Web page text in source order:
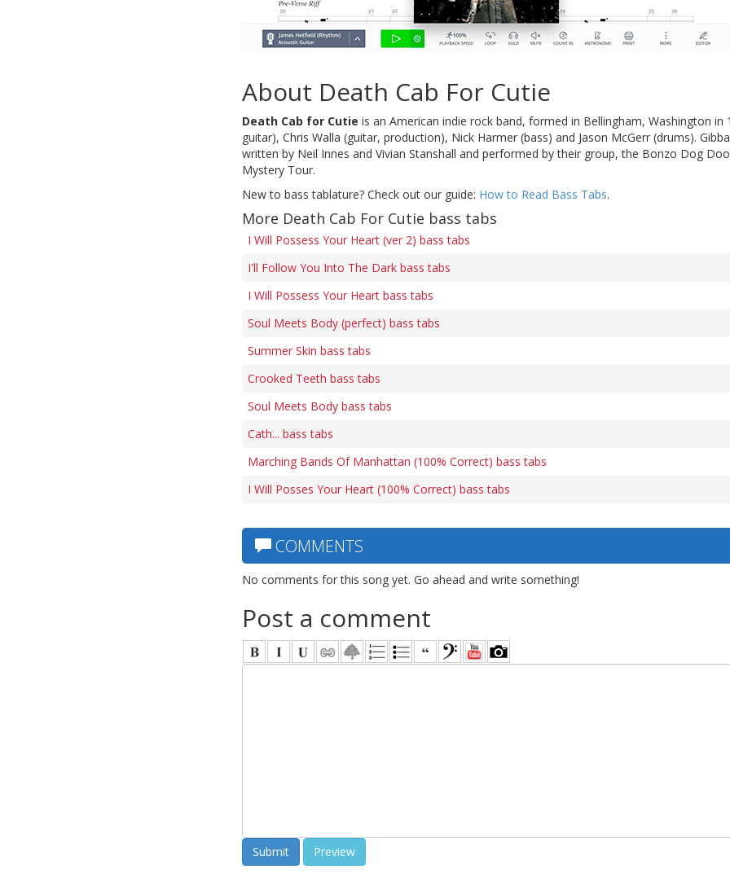
About Death Cab For Cutie
Death Cab for Cutie is an American indie rock band, formed in Bellingham, Washington
guitar), Chris Walla (guitar, production), Nick Harmer (bass) and Jason McGerr (drums).
written by Neil Innes and Vivian Stanshall and performed by their group, the Bonzo Dog
Mystery Tour.
New to bass tablature? Check out our guide: How to Read Bass Tabs.
More Death Cab For Cutie bass tabs
I Will Possess Your Heart (ver 2) bass tabs
I'll Follow You Into The Dark bass tabs
I Will Possess Your Heart bass tabs
Soul Meets Body (perfect) bass tabs
Summer Skin bass tabs
Crooked Teeth bass tabs
Soul Meets Body bass tabs
Cath... bass tabs
Marching Bands Of Manhattan (100% Correct) bass tabs
I Will Posses Your Heart (100% Correct) bass tabs
COMMENTS
No comments for this song yet. Go ahead and write something!
Post a comment